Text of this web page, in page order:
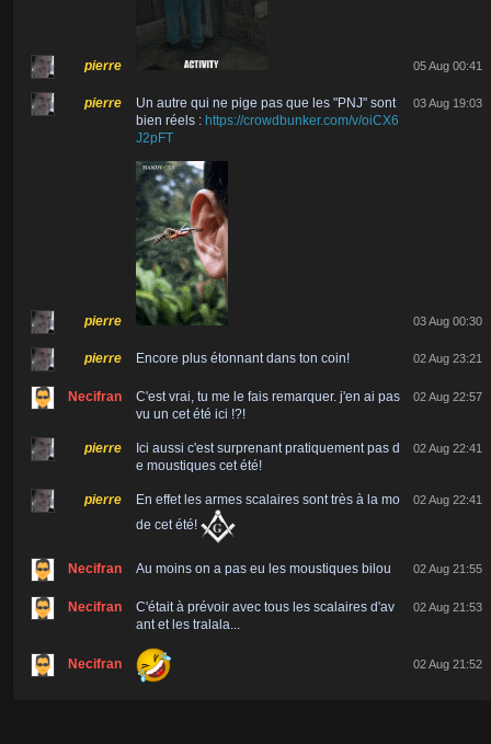
pierre 05 Aug 00:41
pierre
Un autre qui ne pige pas que les "PNJ" sont
bien réels : https://crowdbunker.com/v/oiCX6
J2pFT
03 Aug 19:03
pierre 03 Aug 00:30
pierre Encore plus étonnant dans ton coin! 02 Aug 23:21
Necifran
C'est vrai, tu me le fais remarquer. j'en ai pas
vu un cet été ici !?!
02 Aug 22:57
pierre
Ici aussi c'est surprenant pratiquement pas d
e moustiques cet été!
02 Aug 22:41
pierre
En effet les armes scalaires sont très à la mo
de cet été!
02 Aug 22:41
Necifran Au moins on a pas eu les moustiques bilou 02 Aug 21:55
Necifran
C'était à prévoir avec tous les scalaires d'av
ant et les tralala...
02 Aug 21:53
Necifran 02 Aug 21:52